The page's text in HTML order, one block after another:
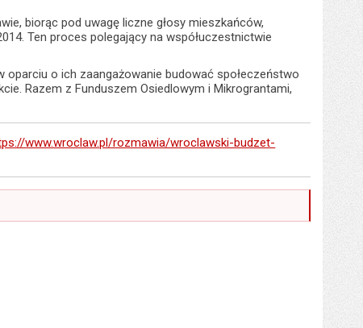
biorąc pod uwagę liczne głosy mieszkańców,
Ten proces polegający na współuczestnictwie
o ich zaangażowanie budować społeczeństwo
Razem z Funduszem Osiedlowym i Mikrograntami,
www.wroclaw.pl/rozmawia/wroclawski-budzet-